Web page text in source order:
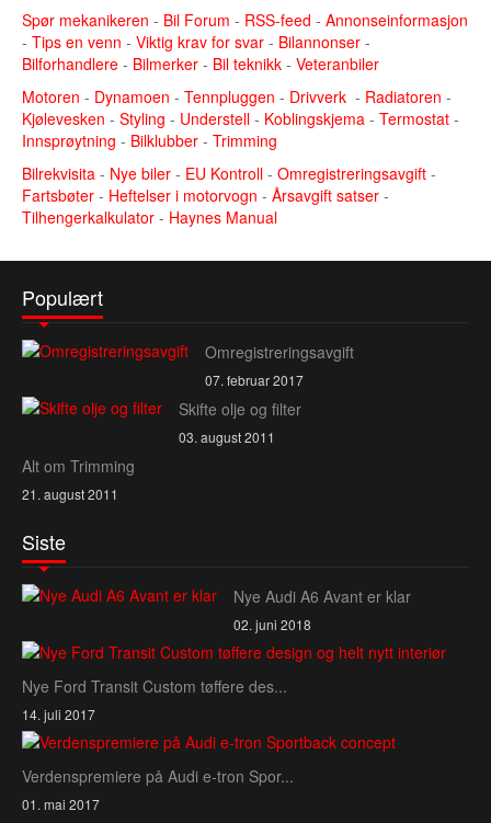
Spør mekanikeren - Bil Forum - RSS-feed - Annonseinformasjon
- Tips en venn - Viktig krav for svar - Bilannonser -
Bilforhandlere - Bilmerker - Bil teknikk - Veteranbiler
Motoren - Dynamoen - Tennpluggen - Drivverk - Radiatoren -
Kjølevesken - Styling - Understell - Koblingskjema - Termostat -
Innsprøytning - Bilklubber - Trimming
Bilrekvisita - Nye biler - EU Kontroll - Omregistreringsavgift -
Fartsbøter - Heftelser i motorvogn - Årsavgift satser -
Tilhengerkalkulator - Haynes Manual
Populært
Omregistreringsavgift
07. februar 2017
Skifte olje og filter
03. august 2011
Alt om Trimming
21. august 2011
Siste
Nye Audi A6 Avant er klar
02. juni 2018
Nye Ford Transit Custom tøffere des...
14. juli 2017
Verdenspremiere på Audi e‑tron Spor...
01. mai 2017